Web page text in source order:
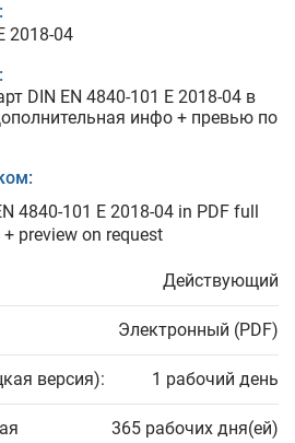
2018-04
DIN EN 4840-101 E 2018-04 в
инфо + превью по
4840-101 E 2018-04 in PDF full
preview on request
Действующий
Электронный (PDF)
версия): 1 рабочий день
365 рабочих дня(ей)